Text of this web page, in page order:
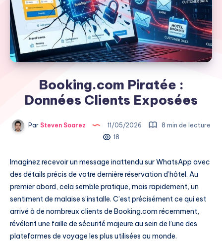
Booking.com Piratée :
Données Clients Exposées
ParSteven Soarez 11/05/2026
8 min de lecture
18
Imaginez recevoir un message inattendu sur WhatsApp avec
des détails précis de votre dernière réservation d’hôtel. Au
premier abord, cela semble pratique, mais rapidement, un
sentiment de malaise s’installe. C’est précisément ce qui est
arrivé à de nombreux clients de Booking.com récemment,
révélant une faille de sécurité majeure au sein de l’une des
plateformes de voyage les plus utilisées au monde.